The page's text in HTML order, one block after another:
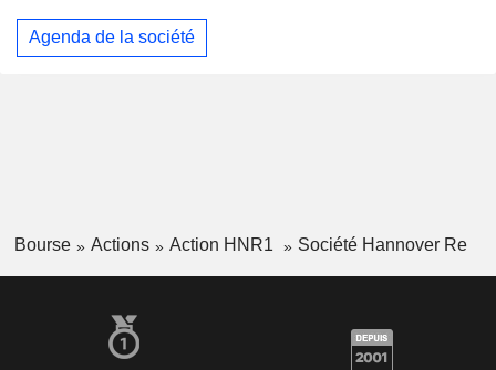
Agenda de la société
Bourse Actions Action HNR1 Société Hannover Re